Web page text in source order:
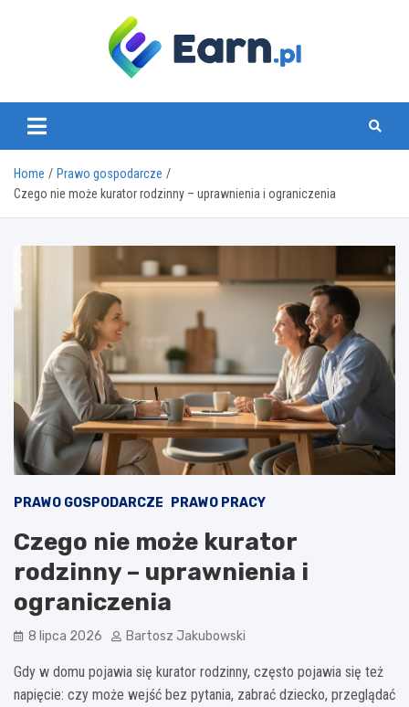
www.earn.pl
Home
Prawo gospodarcze
Czego nie może kurator rodzinny – uprawnienia i ograniczenia
PRAWO GOSPODARCZE PRAWO PRACY
Czego nie może kurator
rodzinny – uprawnienia i
ograniczenia
8 lipca 2026 Bartosz Jakubowski
Gdy w domu pojawia się kurator rodzinny, często pojawia się też
napięcie: czy może wejść bez pytania, zabrać dziecko, przeglądać